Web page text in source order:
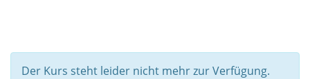
Der Kurs steht leider nicht mehr zur Verfügung.